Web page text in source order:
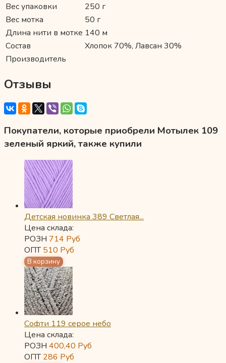
Вес упаковки
250 г
Вес мотка
50 г
Длина нити в мотке 140 м
Состав
Хлопок 70%, Лавсан 30%
Производитель
Отзывы
Покупатели, которые приобрели Мотылек 109
зеленый яркий, также купили
Детская новинка 389 Светлая...
Цена склада:
РОЗН 714 Руб
ОПТ510 Руб
Софти 119 серое небо
Цена склада:
РОЗН 400,40 Руб
ОПТ286 Руб